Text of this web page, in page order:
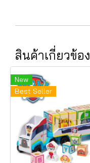
สินค้าเกี่ยวข้อง
New
Best Seller